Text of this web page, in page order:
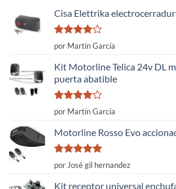
Cisa Elettrika
Valorado
con
5
por Martín García
Kit Motorline Telica 24v DL
puerta abatible
Valorado
con
5
por Martín García
Motorline Rosso Evo
Valorado
con
de 5
por José gil hernandez
Kit receptor universal